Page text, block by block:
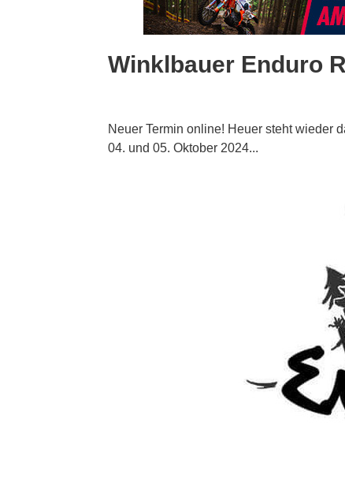
Winklbauer Enduro
Neuer Termin online! Heuer steht wieder
04. und 05. Oktober 2024...